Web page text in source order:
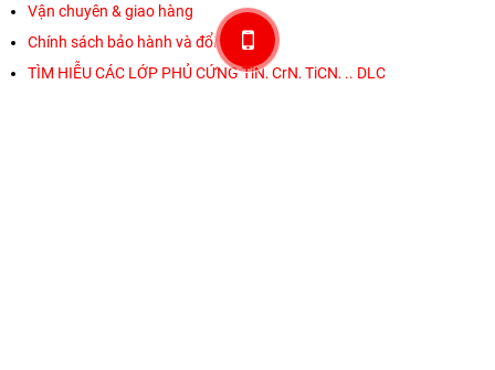
Vận chuyên & giao hàng
Chính sách bảo hành và đổi trả
TÌM HIỄU CÁC LỚP PHỦ CỨNG TiN, CrN, TiCN, .. DLC